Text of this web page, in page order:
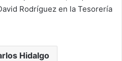
Rodríguez en la Tesorería
Hidalgo